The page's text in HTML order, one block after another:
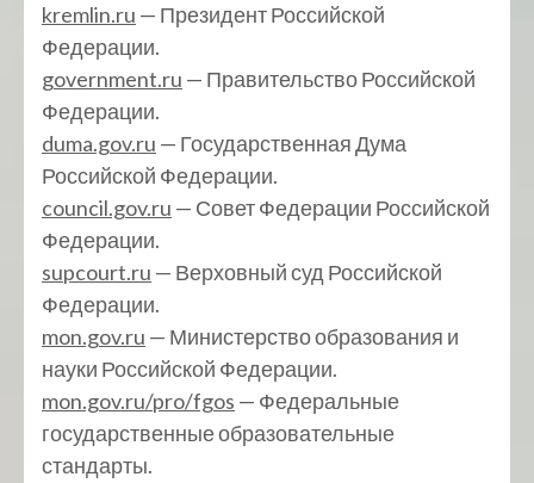
kremlin.ru — Президент Российской
Федерации.
government.ru — Правительство Российской
Федерации.
duma.gov.ru — Государственная Дума
Российской Федерации.
council.gov.ru — Совет Федерации Российской
Федерации.
supcourt.ru — Верховный суд Российской
Федерации.
mon.gov.ru — Министерство образования и
науки Российской Федерации.
mon.gov.ru/pro/fgos — Федеральные
государственные образовательные
стандарты.